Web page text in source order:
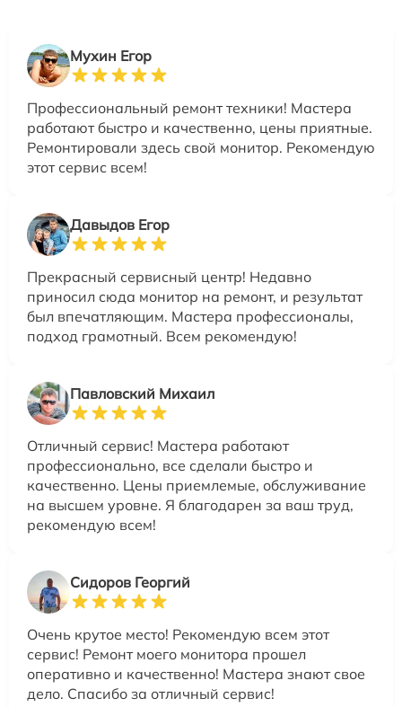
Мухин Егор
Профессиональный ремонт техники! Мастера
работают быстро и качественно, цены приятные.
Ремонтировали здесь свой монитор. Рекомендую
этот сервис всем!
Давыдов Егор
Прекрасный сервисный центр! Недавно
приносил сюда монитор на ремонт, и результат
был впечатляющим. Мастера профессионалы,
подход грамотный. Всем рекомендую!
Павловский Михаил
Отличный сервис! Мастера работают
профессионально, все сделали быстро и
качественно. Цены приемлемые, обслуживание
на высшем уровне. Я благодарен за ваш труд,
рекомендую всем!
Сидоров Георгий
Очень крутое место! Рекомендую всем этот
сервис! Ремонт моего монитора прошел
оперативно и качественно! Мастера знают свое
дело. Спасибо за отличный сервис!